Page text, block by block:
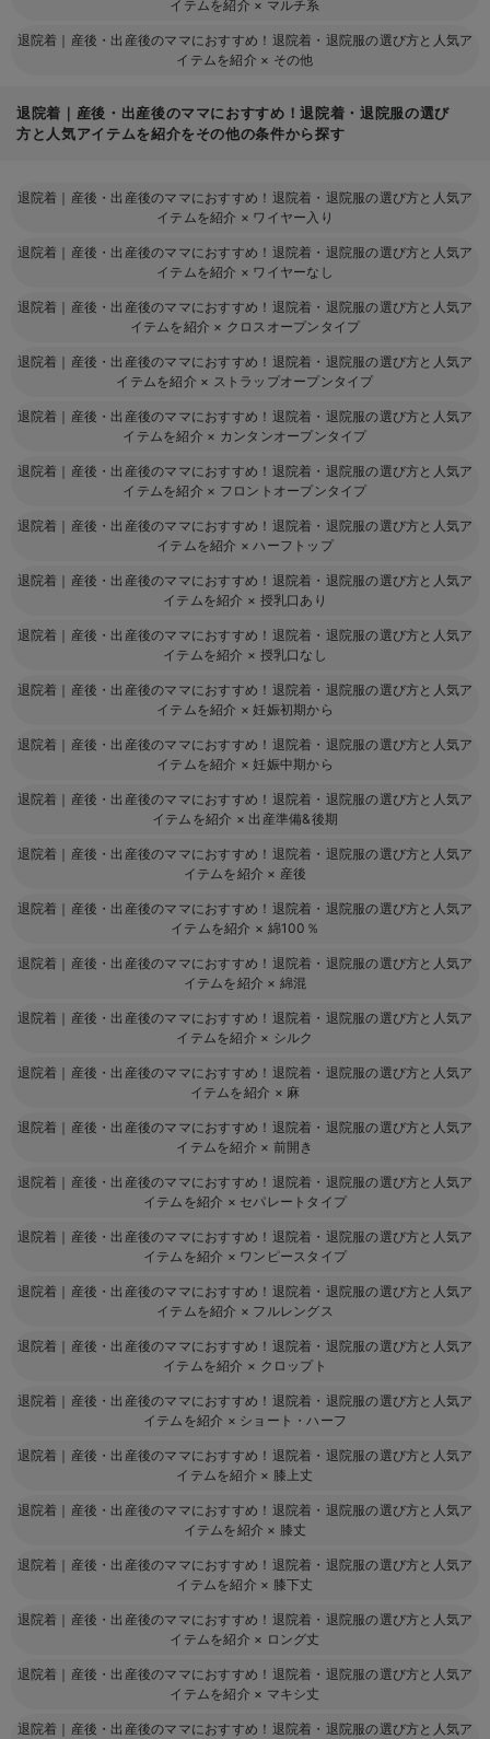
イテムを紹介 × マルチ系
退院着｜産後・出産後のママにおすすめ！退院着・退院服の選び方と人気ア
イテムを紹介 × その他
退院着｜産後・出産後のママにおすすめ！退院着・退院服の選び
方と人気アイテムを紹介をその他の条件から探す
退院着｜産後・出産後のママにおすすめ！退院着・退院服の選び方と人気ア
イテムを紹介 × ワイヤー入り
退院着｜産後・出産後のママにおすすめ！退院着・退院服の選び方と人気ア
イテムを紹介 × ワイヤーなし
退院着｜産後・出産後のママにおすすめ！退院着・退院服の選び方と人気ア
イテムを紹介 × クロスオープンタイプ
退院着｜産後・出産後のママにおすすめ！退院着・退院服の選び方と人気ア
イテムを紹介 × ストラップオープンタイプ
退院着｜産後・出産後のママにおすすめ！退院着・退院服の選び方と人気ア
イテムを紹介 × カンタンオープンタイプ
退院着｜産後・出産後のママにおすすめ！退院着・退院服の選び方と人気ア
イテムを紹介 × フロントオープンタイプ
退院着｜産後・出産後のママにおすすめ！退院着・退院服の選び方と人気ア
イテムを紹介 ×ハーフトップ
退院着｜産後・出産後のママにおすすめ！退院着・退院服の選び方と人気ア
イテムを紹介 × 授乳口あり
退院着｜産後・出産後のママにおすすめ！退院着・退院服の選び方と人気ア
イテムを紹介 × 授乳口なし
退院着｜産後・出産後のママにおすすめ！退院着・退院服の選び方と人気ア
イテムを紹介 ×妊娠初期から
退院着｜産後・出産後のママにおすすめ！退院着・退院服の選び方と人気ア
イテムを紹介 ×妊娠中期から
退院着｜産後・出産後のママにおすすめ！退院着・退院服の選び方と人気ア
イテムを紹介 × 出産準備&後期
退院着｜産後・出産後のママにおすすめ！退院着・退院服の選び方と人気ア
イテムを紹介 × 産後
退院着｜産後・出産後のママにおすすめ！退院着・退院服の選び方と人気ア
イテムを紹介 × 綿100％
退院着｜産後・出産後のママにおすすめ！退院着・退院服の選び方と人気ア
イテムを紹介 × 綿混
退院着｜産後・出産後のママにおすすめ！退院着・退院服の選び方と人気ア
イテムを紹介 × シルク
退院着｜産後・出産後のママにおすすめ！退院着・退院服の選び方と人気ア
イテムを紹介 × 麻
退院着｜産後・出産後のママにおすすめ！退院着・退院服の選び方と人気ア
イテムを紹介 × 前開き
退院着｜産後・出産後のママにおすすめ！退院着・退院服の選び方と人気ア
イテムを紹介 × セパレートタイプ
退院着｜産後・出産後のママにおすすめ！退院着・退院服の選び方と人気ア
イテムを紹介 × ワンピースタイプ
退院着｜産後・出産後のママにおすすめ！退院着・退院服の選び方と人気ア
イテムを紹介 × フルレングス
退院着｜産後・出産後のママにおすすめ！退院着・退院服の選び方と人気ア
イテムを紹介 × クロップト
退院着｜産後・出産後のママにおすすめ！退院着・退院服の選び方と人気ア
イテムを紹介 × ショート・ハーフ
退院着｜産後・出産後のママにおすすめ！退院着・退院服の選び方と人気ア
イテムを紹介 × 膝上丈
退院着｜産後・出産後のママにおすすめ！退院着・退院服の選び方と人気ア
イテムを紹介 × 膝丈
退院着｜産後・出産後のママにおすすめ！退院着・退院服の選び方と人気ア
イテムを紹介 × 膝下丈
退院着｜産後・出産後のママにおすすめ！退院着・退院服の選び方と人気ア
イテムを紹介 × ロング丈
退院着｜産後・出産後のママにおすすめ！退院着・退院服の選び方と人気ア
イテムを紹介 × マキシ丈
退院着｜産後・出産後のママにおすすめ！退院着・退院服の選び方と人気ア